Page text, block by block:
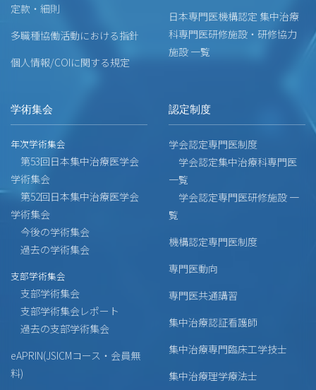
定款・細則
多職種協働活動における指針
個人情報/COIに関する規定
日本専門医機構認定 集中治療
科専門医研修施設・研修協力
施設 一覧
学術集会
年次学術集会
第53回日本集中治療医学会
学術集会
第52回日本集中治療医学会
学術集会
今後の学術集会
過去の学術集会
支部学術集会
支部学術集会
支部学術集会レポート
過去の支部学術集会
eAPRIN(JSICMコース・会員無
料)
認定制度
学会認定専門医制度
学会認定集中治療科専門医
一覧
学会認定専門医研修施設 一
覧
機構認定専門医制度
専門医動向
専門医共通講習
集中治療認証看護師
集中治療専門臨床工学技士
集中治療理学療法士